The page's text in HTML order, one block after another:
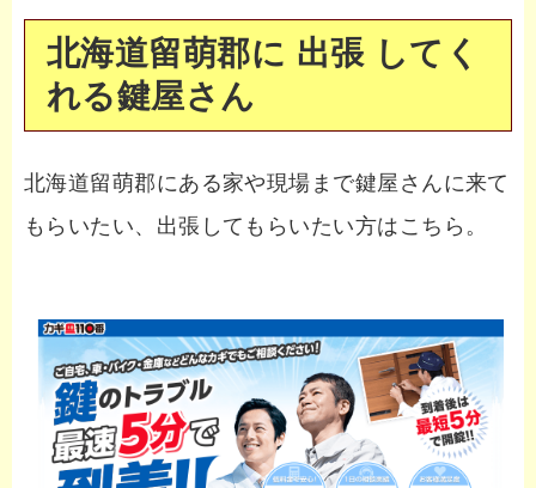
北海道留萌郡に 出張 してく
れる鍵屋さん
北海道留萌郡にある家や現場まで鍵屋さんに来て
もらいたい、出張してもらいたい方はこちら。